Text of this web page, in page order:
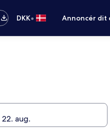
DKK• Annoncér dit